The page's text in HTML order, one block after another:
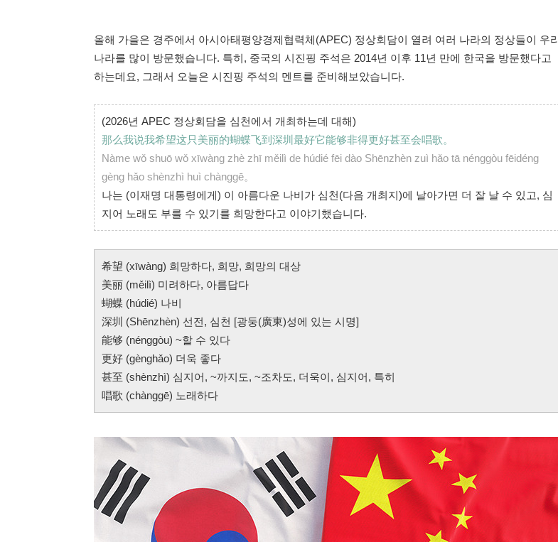
올해 가을은 경주에서 아시아태평양경제협력체(APEC) 정상회담이 열려 여러 나라의 정상들이 우리
나라를 많이 방문했습니다. 특히, 중국의 시진핑 주석은 2014년 이후 11년 만에 한국을 방문했다고
하는데요, 그래서 오늘은 시진핑 주석의 멘트를 준비해보았습니다.
(2026년 APEC 정상회담을 심천에서 개최하는데 대해)
那么我说我希望这只美丽的蝴蝶飞到深圳最好它能够非得更好甚至会唱歌。
Nàme wǒ shuō wǒ xīwàng zhè zhī měilì de húdié fēi dào Shēnzhèn zuì hǎo tā nénggòu fēidéng
gèng hǎo shènzhì huì chànggē。
나는 (이재명 대통령에게) 이 아름다운 나비가 심천(다음 개최지)에 날아가면 더 잘 날 수 있고, 심
지어 노래도 부를 수 있기를 희망한다고 이야기했습니다.
希望 (xīwàng) 희망하다, 희망, 희망의 대상
美丽 (měilì) 미려하다, 아름답다
蝴蝶 (húdié) 나비
深圳 (Shēnzhèn) 선전, 심천 [광둥(廣東)성에 있는 시명]
能够 (nénggòu) ~할 수 있다
更好 (gènghǎo) 더욱 좋다
甚至 (shènzhì) 심지어, ~까지도, ~조차도, 더욱이, 심지어, 특히
唱歌 (chànggē) 노래하다